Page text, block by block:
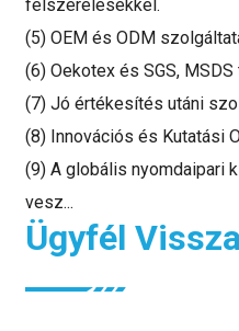
felszerelésekkel.
(5) OEM és ODM
(6) Oekotex és SGS,
(7) Jó értékesítés utáni
(8) Innovációs és Kutatási
(9) A globális nyomdaipari
vesz...
Ügyfél